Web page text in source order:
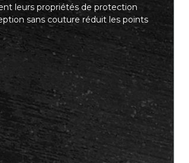
leurs propriétés de protection
sans couture réduit les points